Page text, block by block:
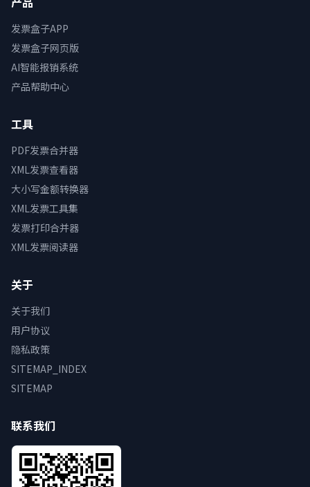
发票盒子APP
发票盒子网页版
AI智能报销系统
产品帮助中心
工具
PDF发票合并器
XML发票查看器
大小写金额转换器
XML发票工具集
发票打印合并器
XML发票阅读器
关于
关于我们
用户协议
隐私政策
SITEMAP_INDEX
SITEMAP
联系我们